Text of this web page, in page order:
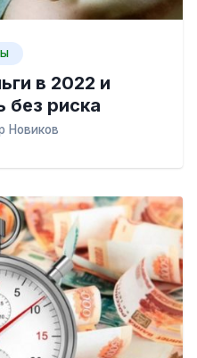
в 2022 и
без риска
Новиков